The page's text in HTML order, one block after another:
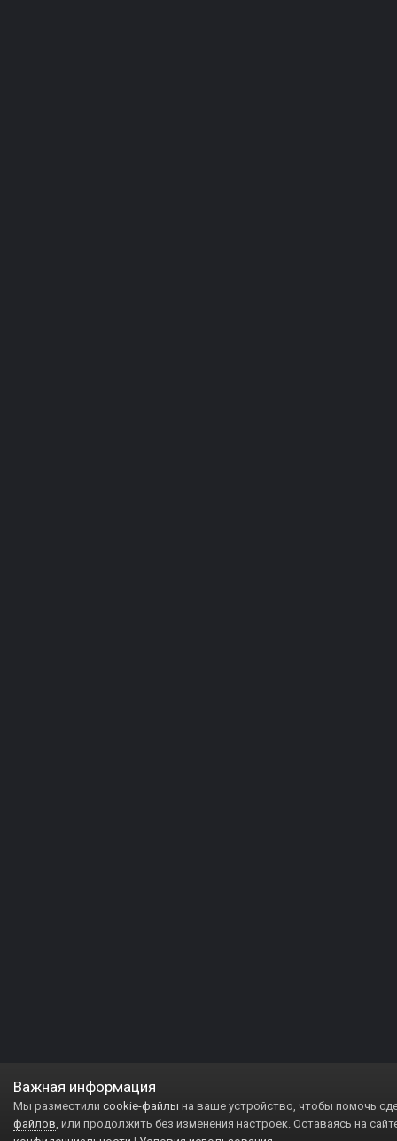
Важная информация
Мы разместили cookie-файлы на ваше устройство, чтобы помочь
файлов, или продолжить без изменения настроек. Оставаясь на